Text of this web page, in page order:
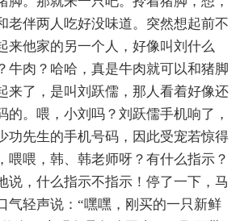
老伴两人吃好没味道。突然想起前不
来他家的另一个人，好像叫刘什么
牛肉？哈哈，真是牛肉就可以和猪脚
来了，是叫刘跃儒，那人看着好像还
的。喂，小刘吗？刘跃儒手机响了，
功先生的手机号码，因此受宠若惊得
喂喂，韩、韩老师呀？有什么指示？
说，什么指示不指示！停了一下，马
气轻声说：“嘿嘿，刚买的一只新鲜